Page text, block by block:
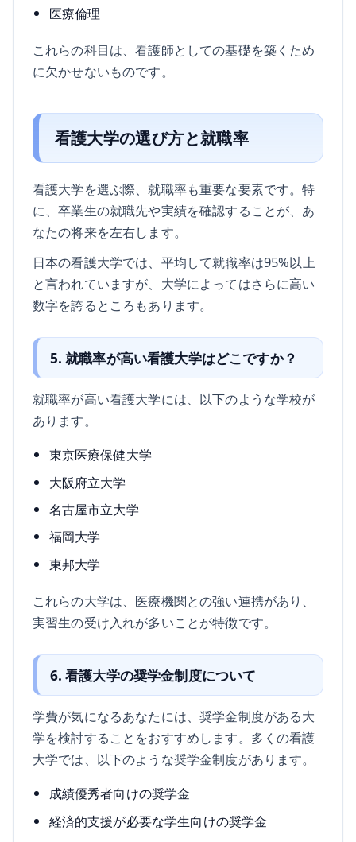
医療倫理
これらの科目は、看護師としての基礎を築くため
に欠かせないものです。
看護大学の選び方と就職率
看護大学を選ぶ際、就職率も重要な要素です。特
に、卒業生の就職先や実績を確認することが、あ
なたの将来を左右します。
日本の看護大学では、平均して就職率は95%以上
と言われていますが、大学によってはさらに高い
数字を誇るところもあります。
5. 就職率が高い看護大学はどこですか？
就職率が高い看護大学には、以下のような学校が
あります。
東京医療保健大学
大阪府立大学
名古屋市立大学
福岡大学
東邦大学
これらの大学は、医療機関との強い連携があり、
実習生の受け入れが多いことが特徴です。
6. 看護大学の奨学金制度について
学費が気になるあなたには、奨学金制度がある大
学を検討することをおすすめします。多くの看護
大学では、以下のような奨学金制度があります。
成績優秀者向けの奨学金
経済的支援が必要な学生向けの奨学金